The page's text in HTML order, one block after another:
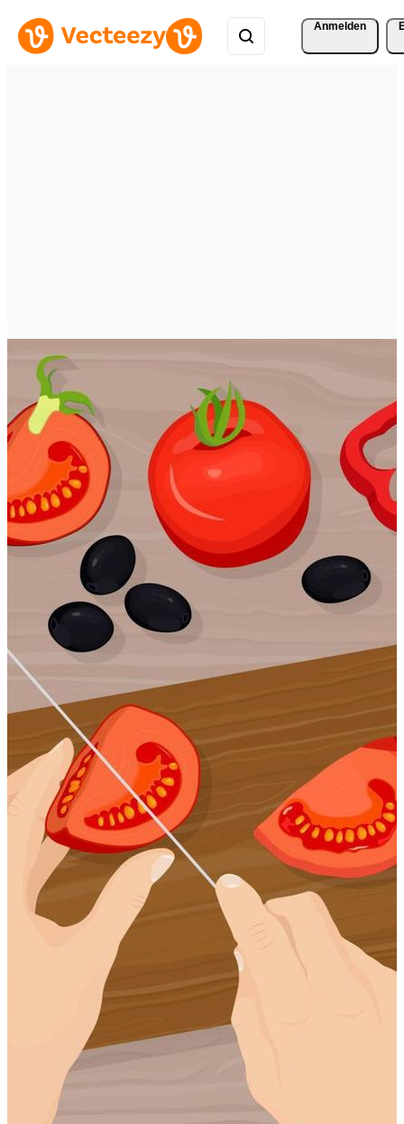
Anmelden